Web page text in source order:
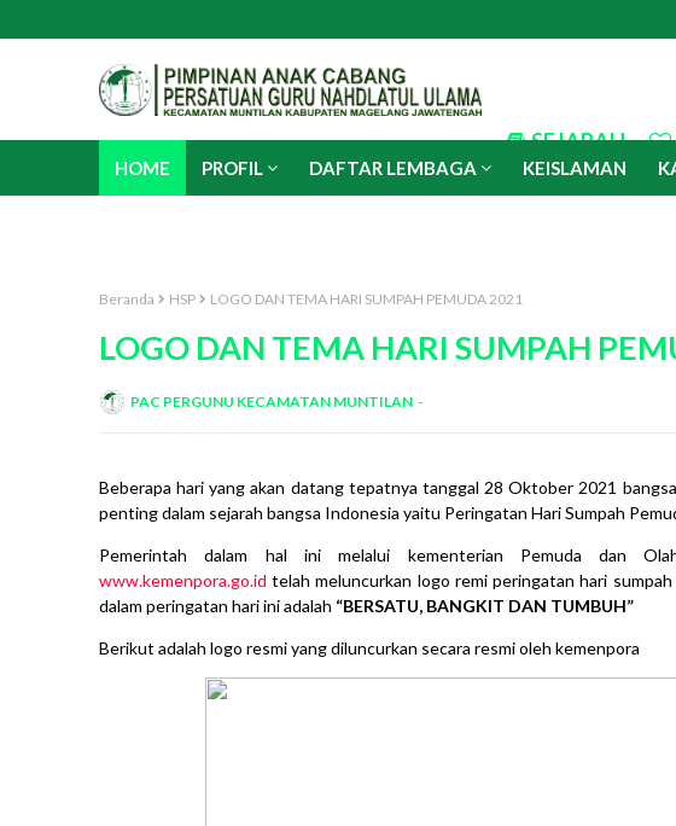
SEJARAH
HOME PROFIL DAFTAR LEMBAGA KEISLAMAN
Beranda HSP LOGO DAN TEMA HARI SUMPAH PEMUDA 2021
LOGO DAN TEMA HARI SUMPAH
PAC PERGUNU KECAMATAN MUNTILAN
Beberapa hari yang akan datang tepatnya tanggal 28 Oktober 2021
penting dalam sejarah bangsa Indonesia yaitu Peringatan Hari Sumpah
Pemerintah dalam hal ini melalui kementerian Pemuda dan
www.kemenpora.go.id telah meluncurkan logo remi peringatan hari
dalam peringatan hari ini adalah “BERSATU, BANGKIT DAN TUMBUH”
Berikut adalah logo resmi yang diluncurkan secara resmi oleh kemenpora